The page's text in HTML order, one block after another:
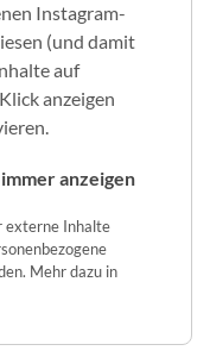
Instagram-
(und damit
auf
anzeigen
anzeigen
externe Inhalte
Mehr dazu in